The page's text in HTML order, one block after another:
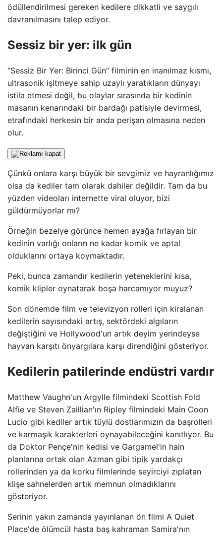
ödüllendirilmesi gereken kedilere dikkatli ve saygılı
davranılmasını talep ediyor.
Sessiz bir yer: ilk gün
“Sessiz Bir Yer: Birinci Gün” filminin en inanılmaz kısmı,
ultrasonik işitmeye sahip uzaylı yaratıkların dünyayı
istila etmesi değil, bu olaylar sırasında bir kedinin
masanın kenarındaki bir bardağı patisiyle devirmesi,
etrafındaki herkesin bir anda perişan olmasına neden
olur.
Çünkü onlara karşı büyük bir sevgimiz ve hayranlığımız
olsa da kediler tam olarak dahiler değildir. Tam da bu
yüzden videoları internette viral oluyor, bizi
güldürmüyorlar mı?
Örneğin bezelye görünce hemen ayağa fırlayan bir
kedinin varlığı onların ne kadar komik ve aptal
olduklarını ortaya koymaktadır.
Peki, bunca zamandır kedilerin yeteneklerini kısa,
komik klipler oynatarak boşa harcamıyor muyuz?
Son dönemde film ve televizyon rolleri için kiralanan
kedilerin sayısındaki artış, sektördeki algıların
değiştiğini ve Hollywood'un artık deyim yerindeyse
hayvan karşıtı önyargılara karşı direndiğini gösteriyor.
Kedilerin patilerinde endüstri vardır
Matthew Vaughn'un Argylle filmindeki Scottish Fold
Alfie ve Steven Zaillian'ın Ripley filmindeki Main Coon
Lucio gibi kediler artık tüylü dostlarımızın da başrolleri
ve karmaşık karakterleri oynayabileceğini kanıtlıyor. Bu
da Doktor Pençe'nin kedisi ve Gargamel'in hain
planlarına ortak olan Azman gibi tipik yardakçı
rollerinden ya da korku filmlerinde seyirciyi zıplatan
klişe sahnelerden artık memnun olmadıklarını
gösteriyor.
Serinin yakın zamanda yayınlanan ön filmi A Quiet
Place'de ölümcül hasta baş kahraman Samira'nın